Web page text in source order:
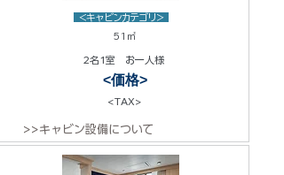
<キャビンカテゴリ>
51㎡
2名1室 お一人様
<価格>
<TAX>
>>キャビン設備について